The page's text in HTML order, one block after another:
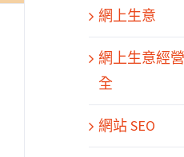
網上生意
網上生意經
全
網站 SEO